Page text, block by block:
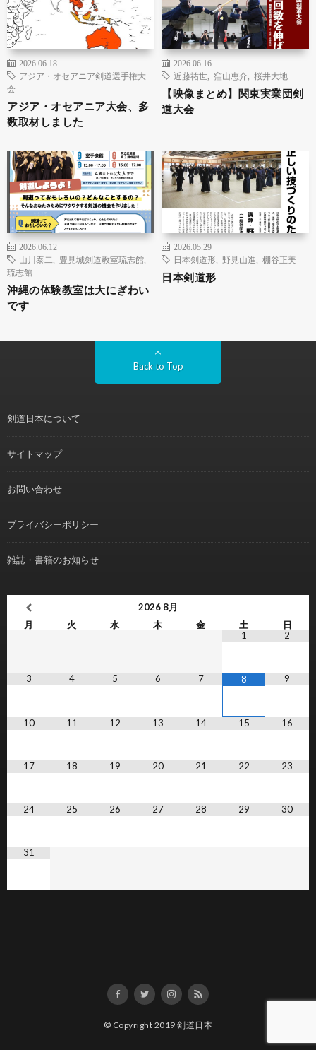
2026.06.18
アジア・オセアニア剣道選手権大
会
アジア・オセアニア大会、多
数取材しました
2026.06.16
近藤祐世
窪山恵介 桜井大地
【映像まとめ】関東実業団剣
道大会
2026.06.12
山川泰二
豊見城剣道教室琉志館
琉志館
沖縄の体験教室は大にぎわい
です
2026.05.29
日本剣道形
野見山進 棚谷正美
日本剣道形
Back to Top
剣道日本について
サイトマップ
お問い合わせ
プライバシーポリシー
雑誌・書籍のお知らせ
2026 8月
月
火 水 木 金 土
日
1
2
3 4 5 6 7 8 9
10 11 12 13 14 15 16
17 18 19 20 21 22 23
24 25 26 27 28 29 30
31
© Copyright 2019剣道日本